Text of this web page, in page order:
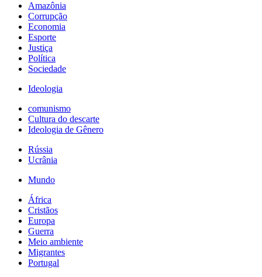
Amazônia
Corrupção
Economia
Esporte
Justiça
Política
Sociedade
Ideologia
comunismo
Cultura do descarte
Ideologia de Gênero
Rússia
Ucrânia
Mundo
África
Cristãos
Europa
Guerra
Meio ambiente
Migrantes
Portugal